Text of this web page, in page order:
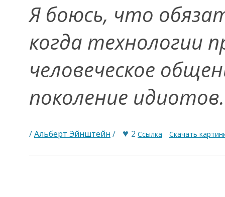
Я боюсь, что
когда технологии
человеческое
поколение
/Альберт Эйнштейн / ♥ 2 Ссылка Скачать